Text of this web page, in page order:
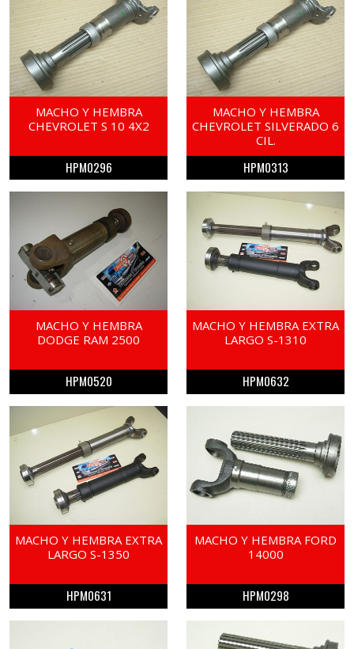
MACHO Y HEMBRA
CHEVROLET S 10 4X2
HPM0296
MACHO Y HEMBRA
CHEVROLET SILVERADO 6
CIL.
HPM0313
MACHO Y HEMBRA
DODGE RAM 2500
HPM0520
MACHO Y HEMBRA EXTRA
LARGO S-1310
HPM0632
MACHO Y HEMBRA EXTRA
LARGO S-1350
HPM0631
MACHO Y HEMBRA FORD
14000
HPM0298